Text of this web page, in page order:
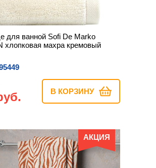
для ванной Sofi De Marko
хлопковая махра кремовый
В КОРЗИНУ
АКЦИЯ